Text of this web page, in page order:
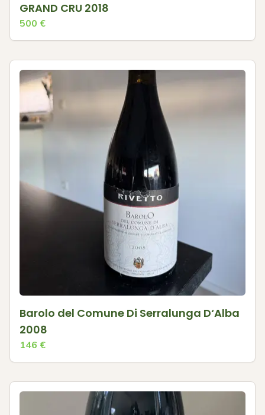
GRAND CRU 2018
500 €
Barolo del Comune Di Serralunga D‘Alba
2008
146 €